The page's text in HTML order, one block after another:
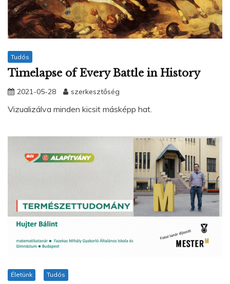
Tudós
Timelapse of Every Battle in History
2021-05-28 szerkesztőség
Vizualizálva minden kicsit másképp hat.
Életünk Tudós